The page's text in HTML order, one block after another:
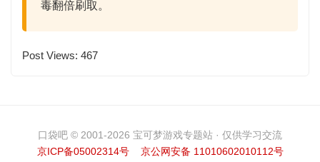
毒翻倍刷取。
Post Views: 467
口袋吧 © 2001-2026 宝可梦游戏专题站 · 仅供学习交流
京ICP备05002314号
京公网安备 11010602010112号